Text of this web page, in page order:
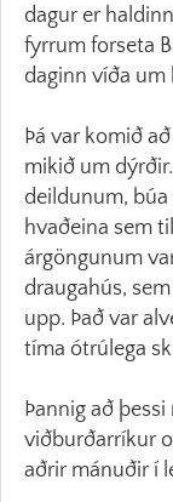
dagur er
fyrrum forseta
daginn víða um
Þá var komið
mikið um
deildunum,
hvaðeina sem
árgöngunum
draugahús,
upp. Það var
tíma ótrúlega
Þannig að
viðburðarríkur
aðrir mánuðir í